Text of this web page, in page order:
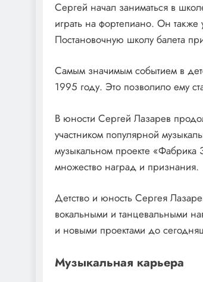
Сергей начал заниматься в
играть на фортепиано. Он также
Постановочную школу балета
Самым значимым событием в
1995 году. Это позволило ему
В юности Сергей Лазарев
участником популярной
музыкальном проекте «Фабрика
множество наград и признания.
Детство и юность Сергея
вокальными и танцевальными
и новыми проектами до
Музыкальная карьера